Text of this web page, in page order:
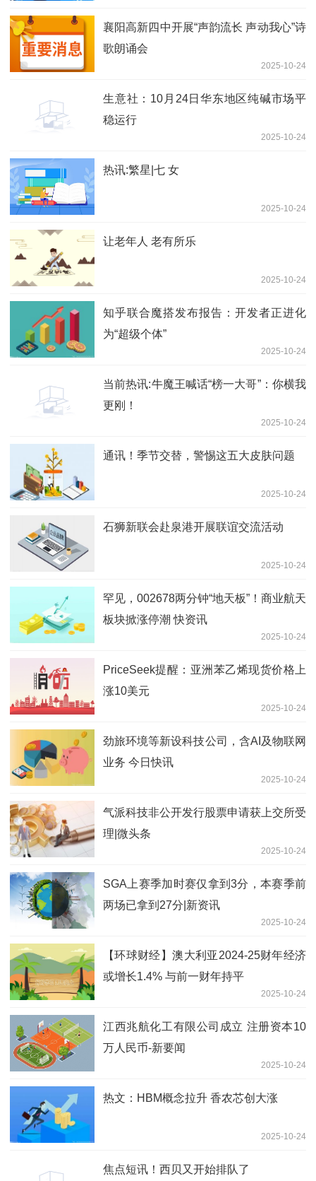
襄阳高新四中开展“声韵流长 声动我心”诗
歌朗诵会
2025-10-24
生意社：10月24日华东地区纯碱市场平
稳运行
2025-10-24
热讯:繁星|七 女
2025-10-24
让老年人 老有所乐
2025-10-24
知乎联合魔搭发布报告：开发者正进化
为“超级个体”
2025-10-24
当前热讯:牛魔王喊话“榜一大哥”：你横我
更刚！
2025-10-24
通讯！季节交替，警惕这五大皮肤问题
2025-10-24
石狮新联会赴泉港开展联谊交流活动
2025-10-24
罕见，002678两分钟“地天板”！商业航天
板块掀涨停潮 快资讯
2025-10-24
PriceSeek提醒：亚洲苯乙烯现货价格上
涨10美元
2025-10-24
劲旅环境等新设科技公司，含AI及物联网
业务 今日快讯
2025-10-24
气派科技非公开发行股票申请获上交所受
理|微头条
2025-10-24
SGA上赛季加时赛仅拿到3分，本赛季前
两场已拿到27分|新资讯
2025-10-24
【环球财经】澳大利亚2024-25财年经济
或增长1.4% 与前一财年持平
2025-10-24
江西兆航化工有限公司成立 注册资本10
万人民币-新要闻
2025-10-24
热文：HBM概念拉升 香农芯创大涨
2025-10-24
焦点短讯！西贝又开始排队了